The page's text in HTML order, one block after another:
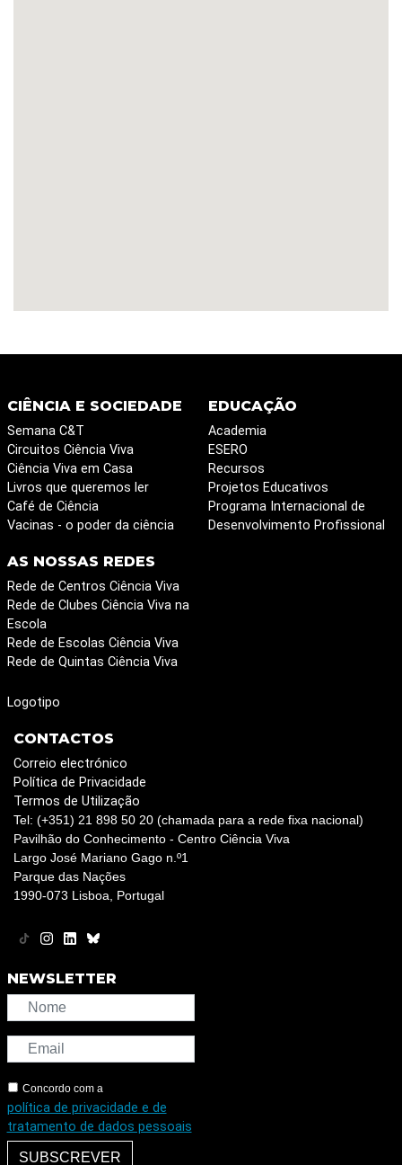
CIÊNCIA E SOCIEDADE
Semana C&T
Circuitos Ciência Viva
Ciência Viva em Casa
Livros que queremos ler
Café de Ciência
Vacinas - o poder da ciência
EDUCAÇÃO
Academia
ESERO
Recursos
Projetos Educativos
Programa Internacional de
Desenvolvimento Profissional
AS NOSSAS REDES
Rede de Centros Ciência Viva
Rede de Clubes Ciência Viva na
Escola
Rede de Escolas Ciência Viva
Rede de Quintas Ciência Viva
Logotipo
CONTACTOS
Correio electrónico
Política de Privacidade
Termos de Utilização
Tel: (+351) 21 898 50 20 (chamada para a rede fixa nacional)
Pavilhão do Conhecimento - Centro Ciência Viva
Largo José Mariano Gago n.º1
Parque das Nações
1990-073 Lisboa, Portugal
NEWSLETTER
Concordo com a
política de privacidade e de
tratamento de dados pessoais
SUBSCREVER